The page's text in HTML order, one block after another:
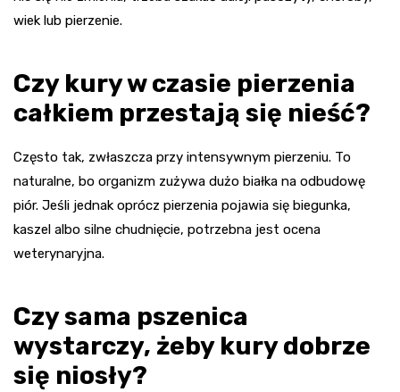
wiek lub pierzenie.
Czy kury w czasie pierzenia
całkiem przestają się nieść?
Często tak, zwłaszcza przy intensywnym pierzeniu. To
naturalne, bo organizm zużywa dużo białka na odbudowę
piór. Jeśli jednak oprócz pierzenia pojawia się biegunka,
kaszel albo silne chudnięcie, potrzebna jest ocena
weterynaryjna.
Czy sama pszenica
wystarczy, żeby kury dobrze
się niosły?